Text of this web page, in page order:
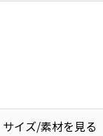
サイズ/素材を見る